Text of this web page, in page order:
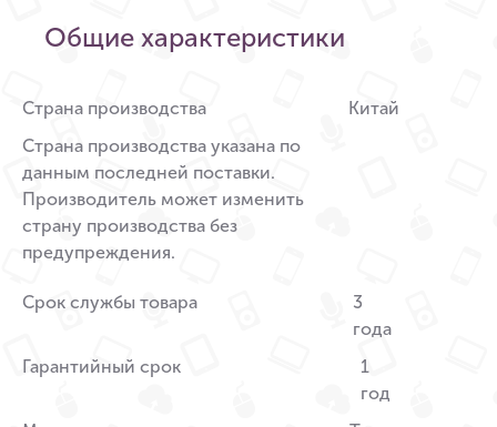
Общие характеристики
Страна производства
Страна производства указана по
данным последней поставки.
Производитель может изменить
страну производства без
предупреждения.
Китай
Срок службы товара
3
года
Гарантийный срок
1
год